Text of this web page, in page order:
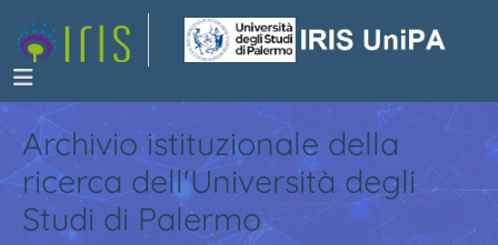
Archivio istituzionale della
ricerca dell'Università degli
Studi di Palermo